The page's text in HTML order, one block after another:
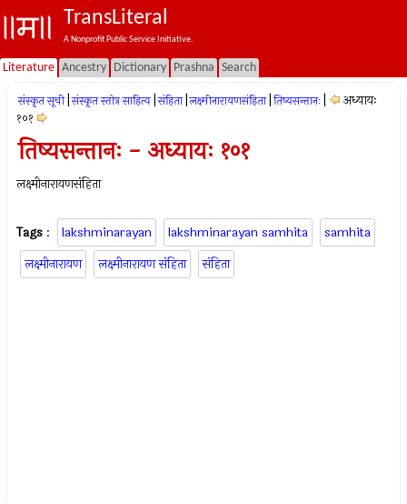
TransLiteral
A Nonprofit Public Service Initiative.
Literature Ancestry Dictionary Prashna Search
संस्कृत सूची संस्कृत स्तोत्र साहित्य संहिता लक्ष्मीनारायणसंहिता तिष्यसन्तानः
अध्यायः
१०१
तिष्यसन्तानः - अध्यायः १०१
लक्ष्मीनारायणसंहिता
Tags : lakshminarayan lakshminarayan samhita
samhita
लक्ष्मीनारायण
लक्ष्मीनारायण संहिता संहिता